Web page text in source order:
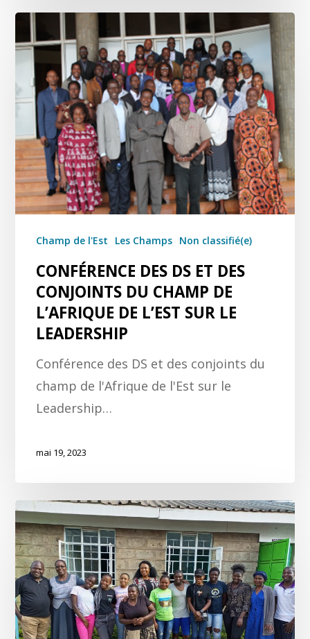
Champ de l'Est Les Champs Non classifié(e)
CONFÉRENCE DES DS ET DES
CONJOINTS DU CHAMP DE
L’AFRIQUE DE L’EST SUR LE
LEADERSHIP
Conférence des DS et des conjoints du
champ de l'Afrique de l'Est sur le
Leadership…
mai 19, 2023